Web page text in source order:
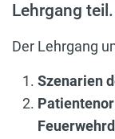
Lehrgang teil.
Der Lehrgang
Szenarien